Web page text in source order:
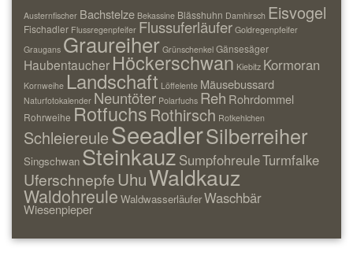
Austernfischer Bachstelze Bekassine Blässhuhn Damhirsch Eisvogel
Fischadler Flussregenpfeifer Flussuferläufer Goldregenpfeifer
Graugans Graureiher Grünschenkel Gänsesäger
Haubentaucher Höckerschwan Kiebitz Kormoran
Kornweihe Landschaft Löffelente Mäusebussard
Naturfotokalender Neuntöter Polarfuchs Reh Rohrdommel
Rohrweihe Rotfuchs Rothirsch Rotkehlchen
SchleiereuleSeeadlerSilberreiher
Singschwan Steinkauz SumpfohreuleTurmfalke
UferschnepfeUhuWaldkauz
Waldohreule WaldwasserläuferWaschbär
Wiesenpieper